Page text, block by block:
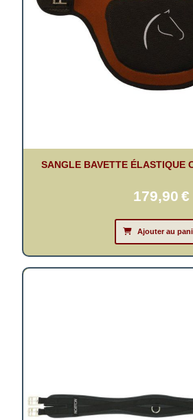
SANGLE BAVETTE ÉLASTIQUE
179,90 €
Ajouter au